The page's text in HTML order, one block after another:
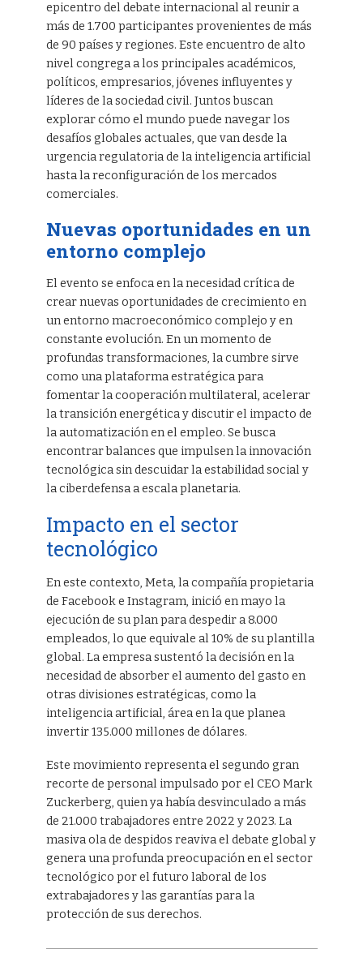
epicentro del debate internacional al reunir a
más de 1.700 participantes provenientes de más
de 90 países y regiones. Este encuentro de alto
nivel congrega a los principales académicos,
políticos, empresarios, jóvenes influyentes y
líderes de la sociedad civil. Juntos buscan
explorar cómo el mundo puede navegar los
desafíos globales actuales, que van desde la
urgencia regulatoria de la inteligencia artificial
hasta la reconfiguración de los mercados
comerciales.
Nuevas oportunidades en un
entorno complejo
El evento se enfoca en la necesidad crítica de
crear nuevas oportunidades de crecimiento en
un entorno macroeconómico complejo y en
constante evolución. En un momento de
profundas transformaciones, la cumbre sirve
como una plataforma estratégica para
fomentar la cooperación multilateral, acelerar
la transición energética y discutir el impacto de
la automatización en el empleo. Se busca
encontrar balances que impulsen la innovación
tecnológica sin descuidar la estabilidad social y
la ciberdefensa a escala planetaria.
Impacto en el sector
tecnológico
En este contexto, Meta, la compañía propietaria
de Facebook e Instagram, inició en mayo la
ejecución de su plan para despedir a 8.000
empleados, lo que equivale al 10% de su plantilla
global. La empresa sustentó la decisión en la
necesidad de absorber el aumento del gasto en
otras divisiones estratégicas, como la
inteligencia artificial, área en la que planea
invertir 135.000 millones de dólares.
Este movimiento representa el segundo gran
recorte de personal impulsado por el CEO Mark
Zuckerberg, quien ya había desvinculado a más
de 21.000 trabajadores entre 2022 y 2023. La
masiva ola de despidos reaviva el debate global y
genera una profunda preocupación en el sector
tecnológico por el futuro laboral de los
extrabajadores y las garantías para la
protección de sus derechos.